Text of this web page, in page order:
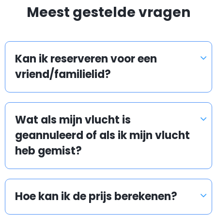
boek uw transfer vlak voor het instappen of zelfs uit
het vliegtuig - wij zullen ons best doen om aan uw
Er staan ook traditionele taxi's op de luchthaven
buiten te wachten. Ze kunnen u naar uw bestemming
brengen, maar u profiteert dan niet van een lage
tarief.
Wat gebeurd als mijn vlucht of trein vertraging
Airport taxis houden de vlucht- en trein
Meest gestelde vragen
Kan ik reserveren voor een
vriend/familielid?
Wat als mijn vlucht is
geannuleerd of als ik mijn vlucht
heb gemist?
Hoe kan ik de prijs berekenen?